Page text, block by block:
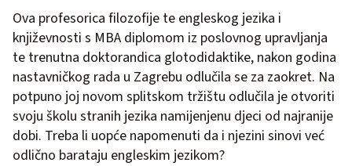
Ova profesorica filozofije te engleskog jezika i
književnosti s MBA diplomom iz poslovnog upravljanja
te trenutna doktorandica glotodidaktike, nakon godina
nastavničkog rada u Zagrebu odlučila se za zaokret. Na
potpuno joj novom splitskom tržištu odlučila je otvoriti
svoju školu stranih jezika namijenjenu djeci od najranije
dobi. Treba li uopće napomenuti da i njezini sinovi već
odlično barataju engleskim jezikom?